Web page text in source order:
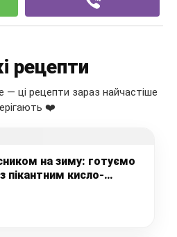
рецепти
ці рецепти зараз найчастіше
❤️
на зиму: готуємо
пікантним кисло-